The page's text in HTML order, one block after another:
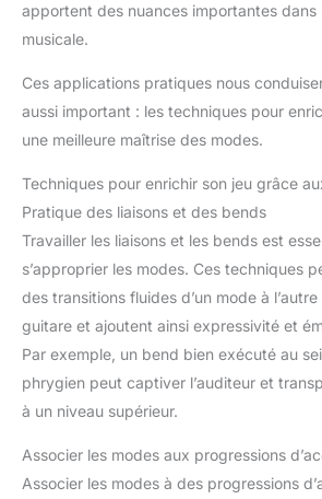
apportent des nuances importantes dans
musicale.
Ces applications pratiques nous
aussi important : les techniques pour
une meilleure maîtrise des modes.
Techniques pour enrichir son jeu grâce
Pratique des liaisons et des bends
Travailler les liaisons et les bends est
s’approprier les modes. Ces techniques
des transitions fluides d’un mode à
guitare et ajoutent ainsi expressivité et
Par exemple, un bend bien exécuté au
phrygien peut captiver l’auditeur et
à un niveau supérieur.
Associer les modes aux progressions
Associer les modes à des progressions